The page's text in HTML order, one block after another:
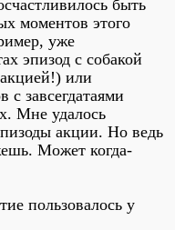
быть
моментов этого
уже
эпизод с собакой
или
завсегдатаями
Мне удалось
акции. Но ведь
Может когда-
пользовалось у